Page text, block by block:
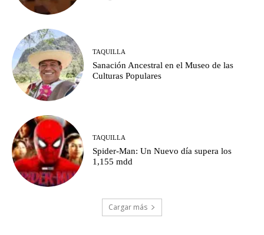
TAQUILLA
Sanación Ancestral en el Museo de las
Culturas Populares
TAQUILLA
Spider-Man: Un Nuevo día supera los
1,155 mdd
Cargar más